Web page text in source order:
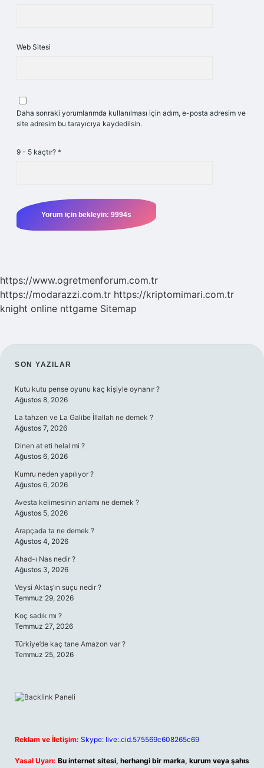
Web Sitesi
Daha sonraki yorumlarımda kullanılması için adım, e-posta adresim ve
site adresim bu tarayıcıya kaydedilsin.
9 - 5 kaçtır? *
https://www.ogretmenforum.com.tr
https://modarazzi.com.tr https://kriptomimari.com.tr
knight online nttgame Sitemap
SIDEBAR
SON YAZILAR
Kutu kutu pense oyunu kaç kişiyle oynanır ?
Ağustos 8, 2026
La tahzen ve La Galibe İllallah ne demek ?
Ağustos 7, 2026
Dinen at eti helal mi ?
Ağustos 6, 2026
Kumru neden yapılıyor ?
Ağustos 6, 2026
Avesta kelimesinin anlamı ne demek ?
Ağustos 5, 2026
Arapçada ta ne demek ?
Ağustos 4, 2026
Ahad-ı Nas nedir ?
Ağustos 3, 2026
Veysi Aktaş’ın suçu nedir ?
Temmuz 29, 2026
Koç sadık mı ?
Temmuz 27, 2026
Türkiye’de kaç tane Amazon var ?
Temmuz 25, 2026
Reklam ve İletişim: Skype: live:.cid.575569c608265c69
Yasal Uyarı: Bu internet sitesi, herhangi bir marka, kurum veya şahıs